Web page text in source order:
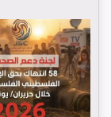
يونيو 2026